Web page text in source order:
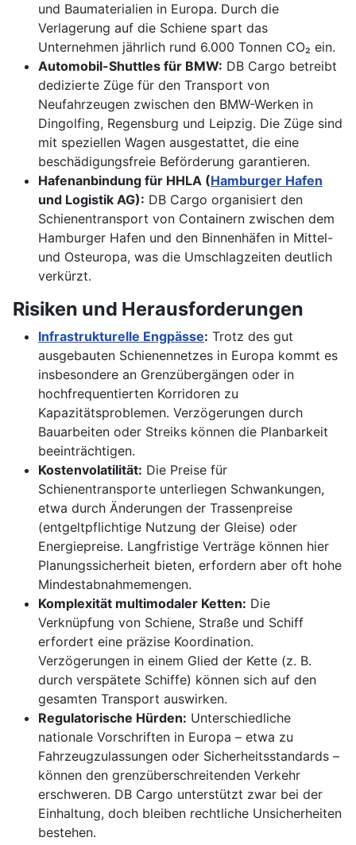
und Baumaterialien in Europa. Durch die
Verlagerung auf die Schiene spart das
Unternehmen jährlich rund 6.000 Tonnen CO₂ ein.
Automobil-Shuttles für BMW: DB Cargo betreibt
dedizierte Züge für den Transport von
Neufahrzeugen zwischen den BMW-Werken in
Dingolfing, Regensburg und Leipzig. Die Züge sind
mit speziellen Wagen ausgestattet, die eine
beschädigungsfreie Beförderung garantieren.
Hafenanbindung für HHLA (Hamburger Hafen
und Logistik AG): DB Cargo organisiert den
Schienentransport von Containern zwischen dem
Hamburger Hafen und den Binnenhäfen in Mittel-
und Osteuropa, was die Umschlagzeiten deutlich
verkürzt.
Risiken und Herausforderungen
Infrastrukturelle Engpässe: Trotz des gut
ausgebauten Schienennetzes in Europa kommt es
insbesondere an Grenzübergängen oder in
hochfrequentierten Korridoren zu
Kapazitätsproblemen. Verzögerungen durch
Bauarbeiten oder Streiks können die Planbarkeit
beeinträchtigen.
Kostenvolatilität: Die Preise für
Schienentransporte unterliegen Schwankungen,
etwa durch Änderungen der Trassenpreise
(entgeltpflichtige Nutzung der Gleise) oder
Energiepreise. Langfristige Verträge können hier
Planungssicherheit bieten, erfordern aber oft hohe
Mindestabnahmemengen.
Komplexität multimodaler Ketten: Die
Verknüpfung von Schiene, Straße und Schiff
erfordert eine präzise Koordination.
Verzögerungen in einem Glied der Kette (z. B.
durch verspätete Schiffe) können sich auf den
gesamten Transport auswirken.
Regulatorische Hürden: Unterschiedliche
nationale Vorschriften in Europa – etwa zu
Fahrzeugzulassungen oder Sicherheitsstandards –
können den grenzüberschreitenden Verkehr
erschweren. DB Cargo unterstützt zwar bei der
Einhaltung, doch bleiben rechtliche Unsicherheiten
bestehen.